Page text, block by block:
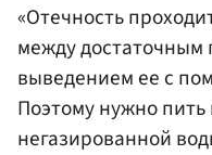
«Отечность
между достаточным
выведением ее с
Поэтому нужно
негазированной